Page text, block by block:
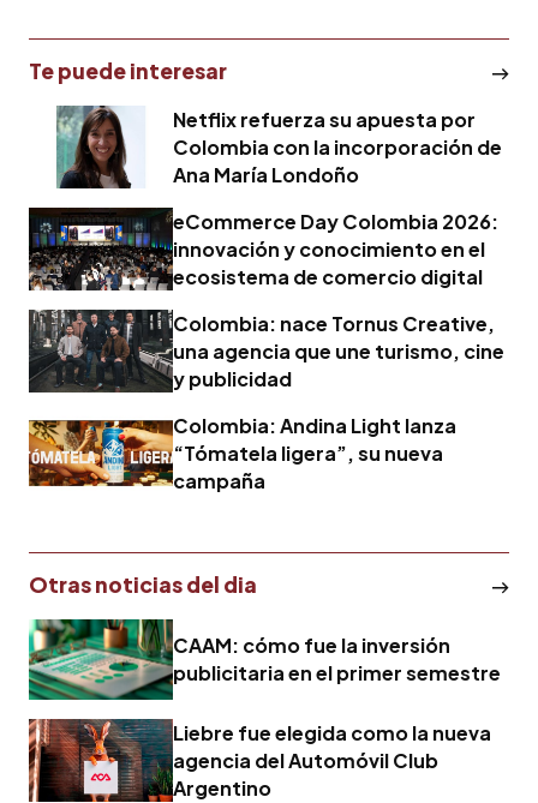
Te puede interesar
Netflix refuerza su apuesta por
Colombia con la incorporación de
Ana María Londoño
eCommerce Day Colombia 2026:
innovación y conocimiento en el
ecosistema de comercio digital
Colombia: nace Tornus Creative,
una agencia que une turismo, cine
y publicidad
Colombia: Andina Light lanza
“Tómatela ligera”, su nueva
campaña
Otras noticias del dia
CAAM: cómo fue la inversión
publicitaria en el primer semestre
Liebre fue elegida como la nueva
agencia del Automóvil Club
Argentino